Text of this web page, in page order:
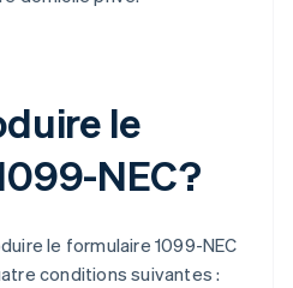
le
NEC?
le formulaire 1099-NEC
conditions suivantes :